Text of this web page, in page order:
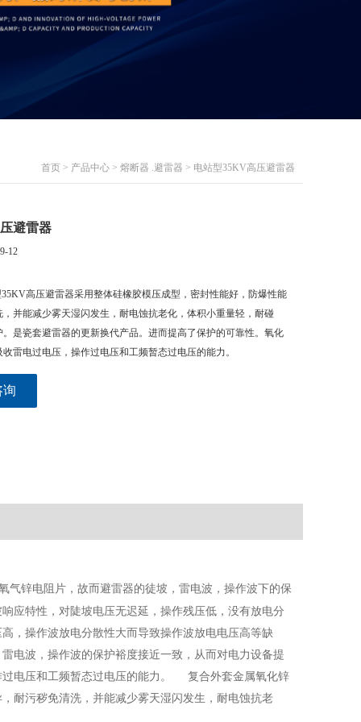
首页 > 产品中心 > 熔断器 .避雷器 > 电站型35KV高压避雷器
避雷器
12
高压避雷器采用整体硅橡胶模压成型，密封性能好，防爆性能
并能减少雾天湿闪发生，耐电蚀抗老化，体积小重量轻，耐碰
是瓷套避雷器的更新换代产品。进而提高了保护的可靠性。氧化
雷电过电压，操作过电压和工频暂态过电压的能力。
询
气锌电阻片，故而避雷器的徒坡，雷电波，操作波下的保
应特性，对陡坡电压无迟延，操作残压低，没有放电分
，操作波放电分散性大而导致操作波放电电压高等缺
电波，操作波的保护裕度接近一致，从而对电力设备提
过电压和工频暂态过电压的能力。 复合外套金属氧化锌
耐污秽免清洗，并能减少雾天湿闪发生，耐电蚀抗老